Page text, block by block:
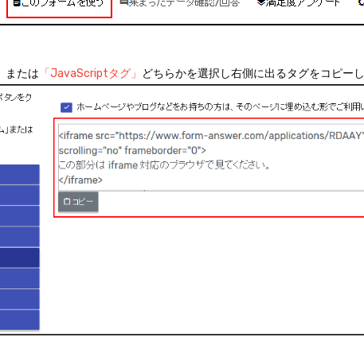
または 「JavaScriptタグ」 どちらかを選択し右側に出るタグをコピー